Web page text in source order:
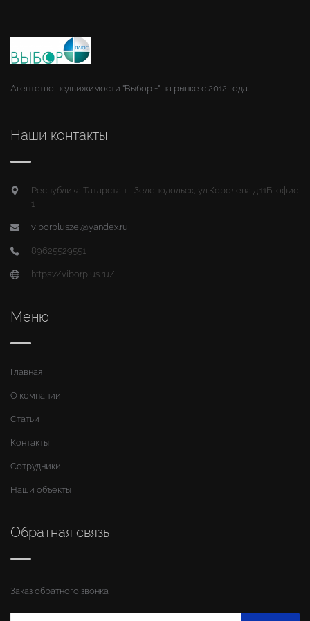
Агентство недвижимости "Выбор +" на рынке с 2012 года.
Наши контакты
Республика Татарстан, г.Зеленодольск, ул.Королева д.11Б, офис
1
viborpluszel@yandex.ru
89625529551
https://viborplus.ru/
Меню
Главная
О компании
Статьи
Контакты
Сотрудники
Наши объекты
Обратная связь
Заказ обратного звонка